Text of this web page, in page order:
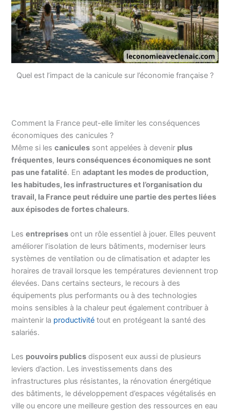
Quel est l’impact de la canicule sur l’économie française ?
Comment la France peut-elle limiter les conséquences
économiques des canicules ?
Même si lescanicules sont appelées à devenir plus
fréquentes, leurs conséquences économiques ne sont
pas une fatalité. Enadaptant les modes de production,
les habitudes, les infrastructures et l’organisation du
travail, la France peut réduire une partie des pertes liées
aux épisodes de fortes chaleurs.
Lesentreprises ont un rôle essentiel à jouer. Elles peuvent
améliorer l’isolation de leurs bâtiments, moderniser leurs
systèmes de ventilation ou de climatisation et adapter les
horaires de travail lorsque les températures deviennent trop
élevées. Dans certains secteurs, le recours à des
équipements plus performants ou à des technologies
moins sensibles à la chaleur peut également contribuer à
maintenir la productivité tout en protégeant la santé des
salariés.
Les pouvoirs publics disposent eux aussi de plusieurs
leviers d’action. Les investissements dans des
infrastructures plus résistantes, la rénovation énergétique
des bâtiments, le développement d’espaces végétalisés en
ville ou encore une meilleure gestion des ressources en eau